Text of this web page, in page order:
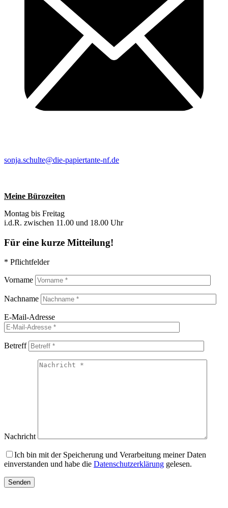
sonja.schulte@die-papiertante-nf.de
Meine Bürozeiten
Montag bis Freitag
i.d.R. zwischen 11.00 und 18.00 Uhr
Für eine kurze Mitteilung!
* Pflichtfelder
Vorname
Nachname
E-Mail-Adresse
Betreff
Nachricht
Ich bin mit der Speicherung und Verarbeitung meiner Daten
einverstanden und habe die Datenschutzerklärung gelesen.